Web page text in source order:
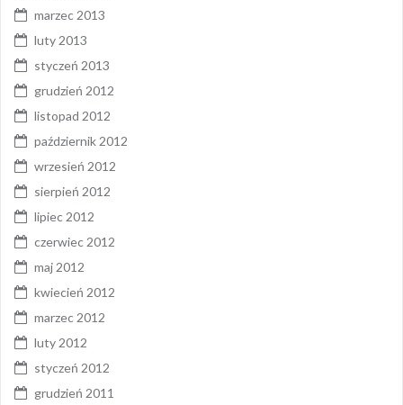
marzec 2013
luty 2013
styczeń 2013
grudzień 2012
listopad 2012
październik 2012
wrzesień 2012
sierpień 2012
lipiec 2012
czerwiec 2012
maj 2012
kwiecień 2012
marzec 2012
luty 2012
styczeń 2012
grudzień 2011